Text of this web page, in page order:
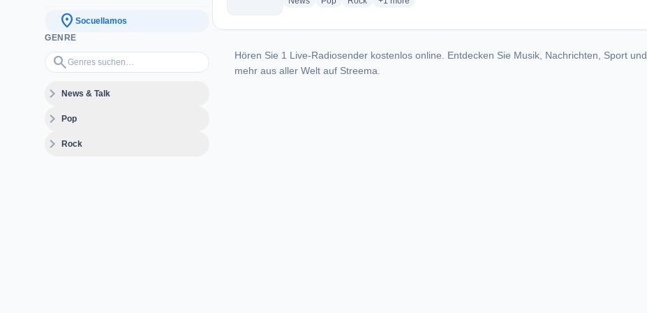
location_on Socuellamos
GENRE
search
Genres suchen…
expand_moreNews & Talk
expand_morePop
expand_moreRock
Hören Sie 1 Live-Radiosender kostenlos online. Entdecken Sie Musik, Nachrichten, Sport und
mehr aus aller Welt auf Streema.